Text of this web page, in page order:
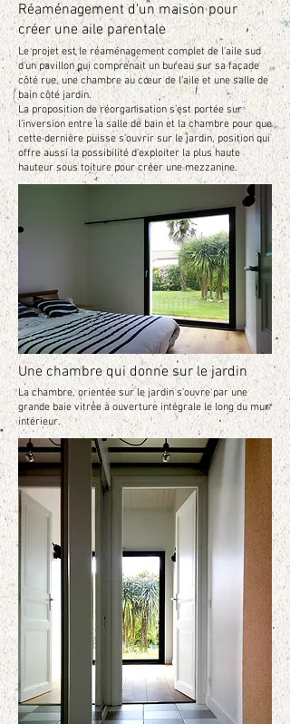
Réaménagement d'un maison pour
créer une aile parentale
Le projet est le réaménagement complet de l'aile sud
d'un pavillon qui comprenait un bureau sur sa façade
côté rue, une chambre au cœur de l’aile et une salle de
bain côté jardin.
La proposition de réorganisation s’est portée sur
l’inversion entre la salle de bain et la chambre pour que
cette dernière puisse s’ouvrir sur le jardin, position qui
offre aussi la possibilité d’exploiter la plus haute
hauteur sous toiture pour créer une mezzanine.
Une chambre qui donne sur le jardin
La chambre, orientée sur le jardin s'ouvre par une
grande baie vitrée à ouverture intégrale le long du mur
intérieur.